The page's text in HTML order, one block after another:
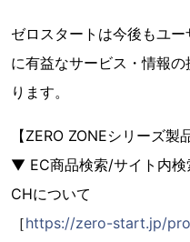
ゼロスタートは今後もユ
に有益なサービス・情報
ります。
【ZERO ZONEシリーズ製
▼ EC商品検索/サイト内検
CHについて
［https://zero-start.jp/